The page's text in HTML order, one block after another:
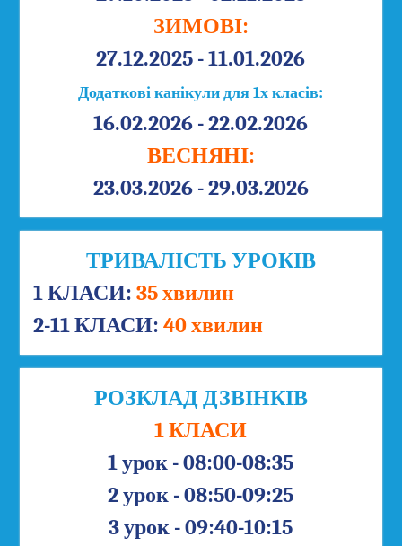
ЗИМОВІ:
27.12.2025 - 11.01.2026
Додаткові канікули для 1х класів:
16.02.2026 - 22.02.2026
ВЕСНЯНІ:
23.03.2026 - 29.03.2026
ТРИВАЛІСТЬ УРОКІВ
1 КЛАСИ: 35 хвилин
2-11 КЛАСИ: 40 хвилин
РОЗКЛАД ДЗВІНКІВ
1 КЛАСИ
1 урок - 08:00-08:35
2 урок - 08:50-09:25
3 урок - 09:40-10:15